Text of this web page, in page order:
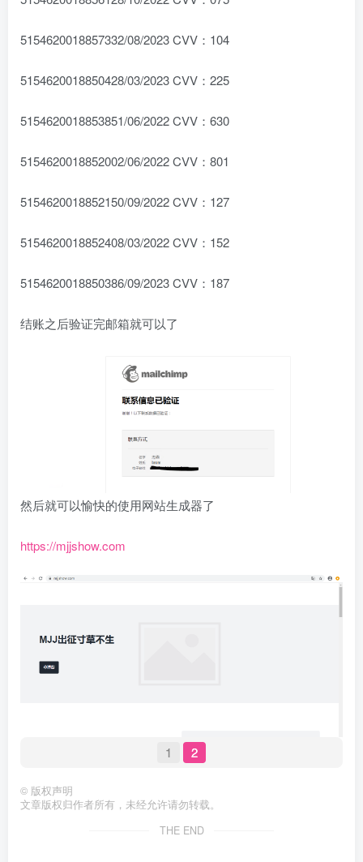
5154620018857332/08/2023 CVV：104
5154620018850428/03/2023 CVV：225
5154620018853851/06/2022 CVV：630
5154620018852002/06/2022 CVV：801
5154620018852150/09/2022 CVV：127
5154620018852408/03/2022 CVV：152
5154620018850386/09/2023 CVV：187
结账之后验证完邮箱就可以了
然后就可以愉快的使用网站生成器了
https://mjjshow.com
1 2
© 版权声明
文章版权归作者所有，未经允许请勿转载。
THE END